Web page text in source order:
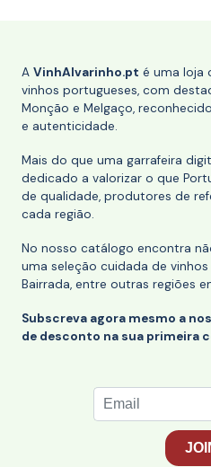
A VinhAlvarinho.pt é uma loja
vinhos portugueses, com
Monção e Melgaço,
e autenticidade.
Mais do que uma garrafeira
dedicado a valorizar o que
de qualidade, produtores de
cada região.
No nosso catálogo encontra
uma seleção cuidada de
Bairrada, entre outras regiões
Subscreva agora mesmo a
de desconto na sua primeira